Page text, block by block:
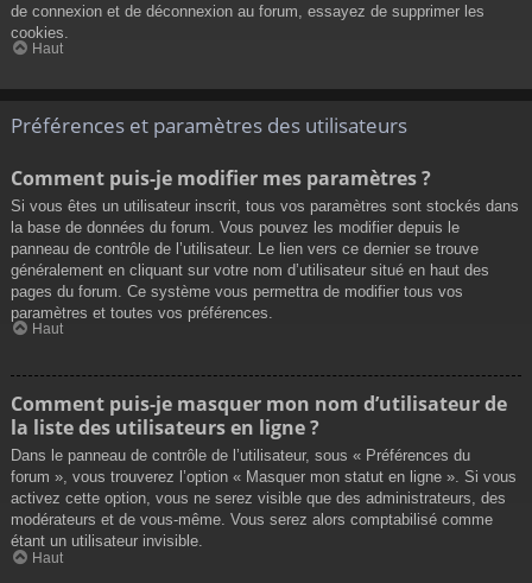
de connexion et de déconnexion au forum, essayez de supprimer les
cookies.
Haut
Préférences et paramètres des utilisateurs
Comment puis-je modifier mes paramètres ?
Si vous êtes un utilisateur inscrit, tous vos paramètres sont stockés dans
la base de données du forum. Vous pouvez les modifier depuis le
panneau de contrôle de l’utilisateur. Le lien vers ce dernier se trouve
généralement en cliquant sur votre nom d’utilisateur situé en haut des
pages du forum. Ce système vous permettra de modifier tous vos
paramètres et toutes vos préférences.
Haut
Comment puis-je masquer mon nom d’utilisateur de
la liste des utilisateurs en ligne ?
Dans le panneau de contrôle de l’utilisateur, sous « Préférences du
forum », vous trouverez l’option « Masquer mon statut en ligne ». Si vous
activez cette option, vous ne serez visible que des administrateurs, des
modérateurs et de vous-même. Vous serez alors comptabilisé comme
étant un utilisateur invisible.
Haut